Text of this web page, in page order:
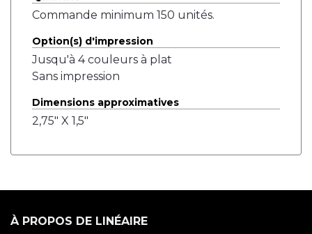
Commande minimum 150 unités.
Option(s) d'impression
Jusqu'à 4 couleurs à plat
Sans impression
Dimensions approximatives
2,75" X 1,5"
À PROPOS DE LINÉAIRE